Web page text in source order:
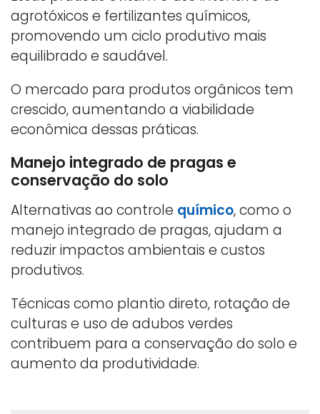
agrotóxicos e fertilizantes químicos,
promovendo um ciclo produtivo mais
equilibrado e saudável.
O mercado para produtos orgânicos tem
crescido, aumentando a viabilidade
econômica dessas práticas.
Manejo integrado de pragas e
conservação do solo
Alternativas ao controle químico, como o
manejo integrado de pragas, ajudam a
reduzir impactos ambientais e custos
produtivos.
Técnicas como plantio direto, rotação de
culturas e uso de adubos verdes
contribuem para a conservação do solo e
aumento da produtividade.